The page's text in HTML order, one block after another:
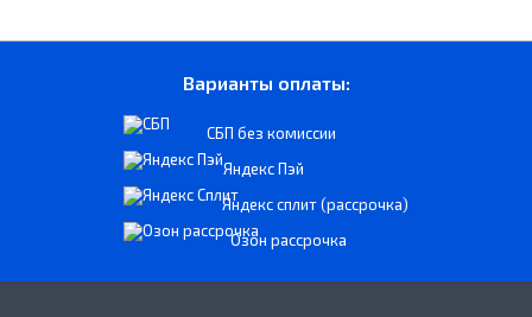
Варианты оплаты:
СБП без комиссии
Яндекс Пэй
Яндекс сплит (рассрочка)
Озон рассрочка